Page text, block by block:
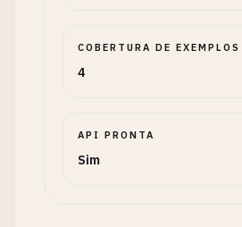
COBERTURA DE EXEMPLOS
4
API PRONTA
Sim